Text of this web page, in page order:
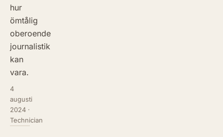
hur
ömtålig
oberoende
journalistik
kan
vara.
4
augusti
2024 ·
Technician